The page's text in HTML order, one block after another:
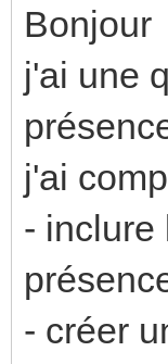
Bonjour
j'ai une
j'ai
- inclure
- créer